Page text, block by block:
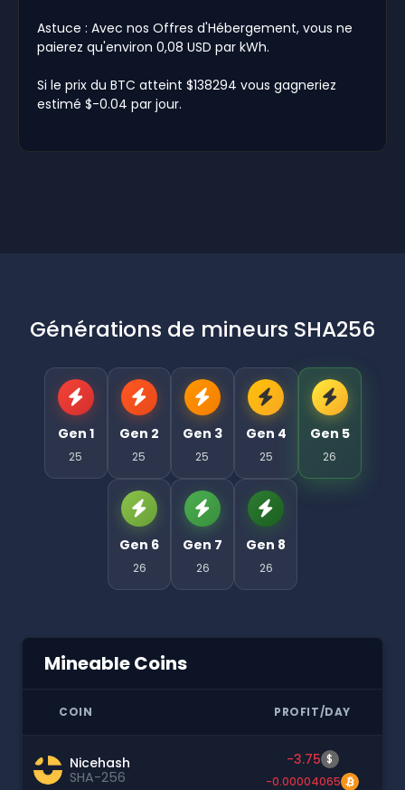
Astuce : Avec nos Offres d'Hébergement, vous ne
paierez qu'environ 0,08 USD par kWh.
Si le prix du BTC atteint $138294 vous gagneriez
estimé $-0.04 par jour.
Générations de mineurs SHA256
Gen 1
25
Gen 2
25
Gen 3
25
Gen 4
25
Gen 5
26
Gen 6
26
Gen 7
26
Gen 8
26
Mineable Coins
COIN PROFIT/DAY
Nicehash
SHA-256
-3.75 $
-0.00004065